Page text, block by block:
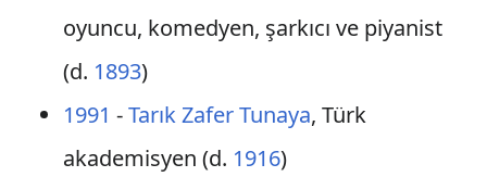
oyuncu, komedyen, şarkıcı ve piyanist
(d. 1893)
1991 -Tarık Zafer Tunaya, Türk
akademisyen (d. 1916)